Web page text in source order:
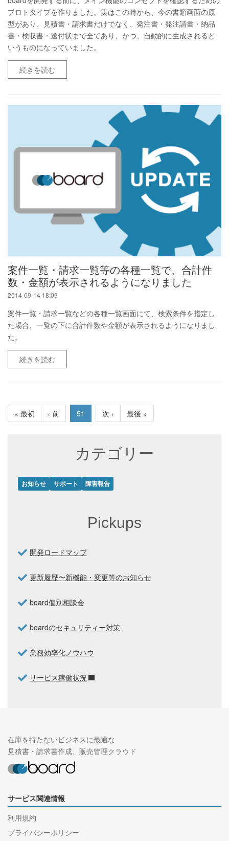
プロトタイプを作りました。実はこの時から、今の書類画面の原
型があり、見積書・請求書だけでなく、発注書・発注請書・納品
書・検収書・送付状まで全てあり、かつ、自動的に生成されると
いうものになっていました。
続きを読む
案件一覧・請求一覧等の各種一覧で、合計件
数・金額が表示されるようになりました
2014-09-14 18:09
案件一覧・請求一覧などの各種一覧画面にて、検索条件を指定し
た場合、一覧の下に合計件数や金額が表示されるようになりまし
た。
続きを読む
« 最初 ‹ 前 51 次 › 最後 »
カテゴリー
お知らせ サポート 障害報告
Pickups
開発ロードマップ
更新履歴〜新機能・変更等のお知らせ
board個別相談会
boardのセキュリティー対策
業務効率化ノウハウ
サービス稼働状況
在庫を持たないビジネスに最適な
見積書・請求書作成、販売管理クラウド
サービス関連情報
利用規約
プライバシーポリシー